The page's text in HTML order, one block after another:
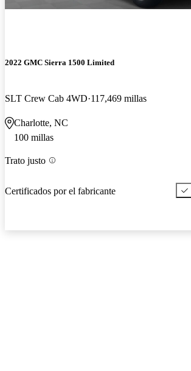
2022 GMC Sierra 1500 Limited
SLT Crew Cab 4WD 117,469 millas
Charlotte, NC
100 millas
Trato justo
Certificados por el fabricante